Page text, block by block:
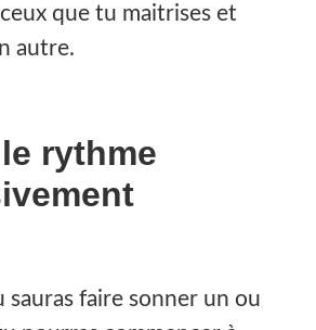
que tu maitrises et
autre.
rythme
sauras faire sonner un ou